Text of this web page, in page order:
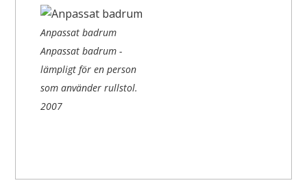
Anpassat badrum
Anpassat badrum -
lämpligt för en person
som använder rullstol.
2007